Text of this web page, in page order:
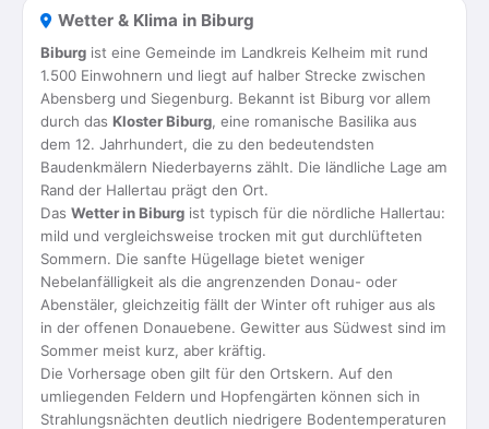
Wetter & Klima in Biburg
Biburg ist eine Gemeinde im Landkreis Kelheim mit rund
1.500 Einwohnern und liegt auf halber Strecke zwischen
Abensberg und Siegenburg. Bekannt ist Biburg vor allem
durch das Kloster Biburg, eine romanische Basilika aus
dem 12. Jahrhundert, die zu den bedeutendsten
Baudenkmälern Niederbayerns zählt. Die ländliche Lage am
Rand der Hallertau prägt den Ort.
Das Wetter in Biburg ist typisch für die nördliche Hallertau:
mild und vergleichsweise trocken mit gut durchlüfteten
Sommern. Die sanfte Hügellage bietet weniger
Nebelanfälligkeit als die angrenzenden Donau- oder
Abenstäler, gleichzeitig fällt der Winter oft ruhiger aus als
in der offenen Donauebene. Gewitter aus Südwest sind im
Sommer meist kurz, aber kräftig.
Die Vorhersage oben gilt für den Ortskern. Auf den
umliegenden Feldern und Hopfengärten können sich in
Strahlungsnächten deutlich niedrigere Bodentemperaturen